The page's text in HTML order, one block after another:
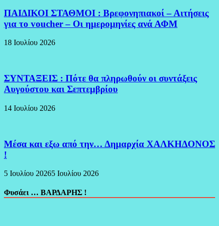
ΠΑΙΔΙΚΟΙ ΣΤΑΘΜΟΙ : Βρεφονηπιακοί – Αιτήσεις
για το voucher – Οι ημερομηνίες ανά ΑΦΜ
18 Ιουλίου 2026
ΣΥΝΤΑΞΕΙΣ : Πότε θα πληρωθούν οι συντάξεις
Αυγούστου και Σεπτεμβρίου
14 Ιουλίου 2026
Μέσα και εξω από την… Δημαρχία ΧΑΛΚΗΔΟΝΟΣ
!
5 Ιουλίου 20265 Ιουλίου 2026
Φυσάει … ΒΑΡΔΑΡΗΣ !